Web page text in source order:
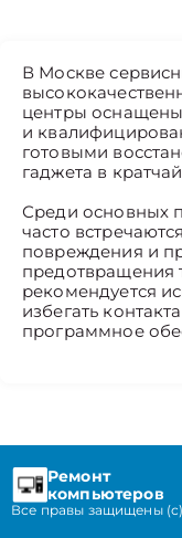
В Москве
центры
и
готовыми
гаджета в
Среди основных
часто
повреждения и
предотвращения
рекомендуется
избегать
программное
Ремонт
компьютеров
Все правы защищены (с)